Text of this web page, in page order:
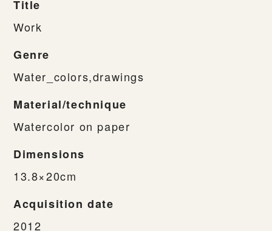
Title
Work
Genre
Water_colors,drawings
Material/technique
Watercolor on paper
Dimensions
13.8×20cm
Acquisition date
2012